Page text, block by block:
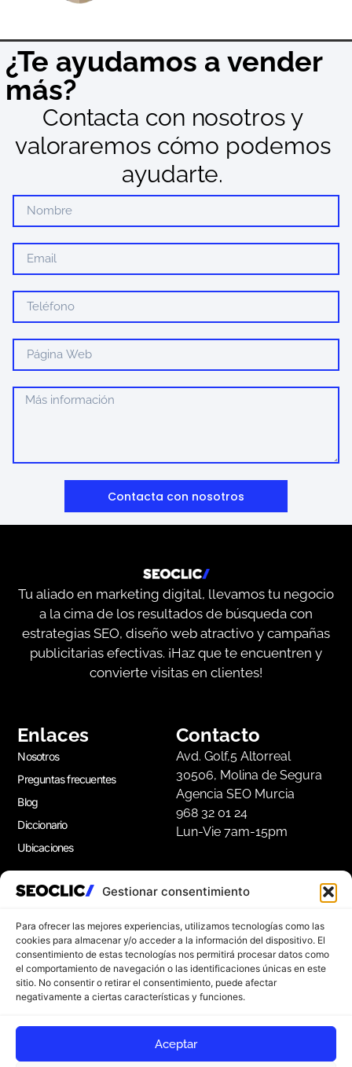
Gestionar consentimiento
Para ofrecer las mejores experiencias, utilizamos tecnologías como las
cookies para almacenar y/o acceder a la información del dispositivo. El
consentimiento de estas tecnologías nos permitirá procesar datos como
el comportamiento de navegación o las identificaciones únicas en este
sitio. No consentir o retirar el consentimiento, puede afectar
negativamente a ciertas características y funciones.
Aceptar
¿Te ayudamos a vender
más?
Contacta con nosotros y
valoraremos cómo podemos
ayudarte.
Contacta con nosotros
Tu aliado en marketing digital, llevamos tu negocio
a la cima de los resultados de búsqueda con
estrategias SEO, diseño web atractivo y campañas
publicitarias efectivas. ¡Haz que te encuentren y
convierte visitas en clientes!
Enlaces
Nosotros
Preguntas frecuentes
Blog
Diccionario
Ubicaciones
Contacto
Avd. Golf,5 Altorreal
30506, Molina de Segura
Agencia SEO Murcia
968 32 01 24
Lun-Vie 7am-15pm
Apúntate a nuestra Newsletter
Suscríbete a nuestro boletín para disfrutar de
consejos de marketing gratuitos, e ideas de
inspiración.